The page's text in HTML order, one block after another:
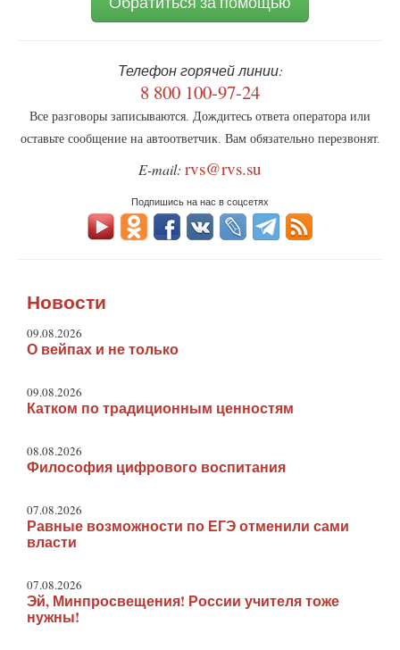
Телефон горячей линии:
8 800 100-97-24
Все разговоры записываются. Дождитесь ответа оператора или
оставьте сообщение на автоответчик. Вам обязательно перезвонят.
E-mail: rvs@rvs.su
Подпишись на нас в соцсетях
Новости
09.08.2026
О вейпах и не только
09.08.2026
Катком по традиционным ценностям
08.08.2026
Философия цифрового воспитания
07.08.2026
Равные возможности по ЕГЭ отменили сами
власти
07.08.2026
Эй, Минпросвещения! России учителя тоже
нужны!